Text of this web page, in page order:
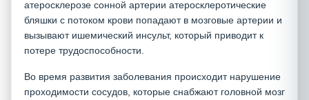
атеросклерозе сонной артерии атеросклеротические
бляшки с потоком крови попадают в мозговые артерии и
вызывают ишемический инсульт, который приводит к
потере трудоспособности.
Во время развития заболевания происходит нарушение
проходимости сосудов, которые снабжают головной мозг